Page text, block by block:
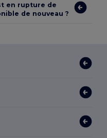
en rupture de
de nouveau ?